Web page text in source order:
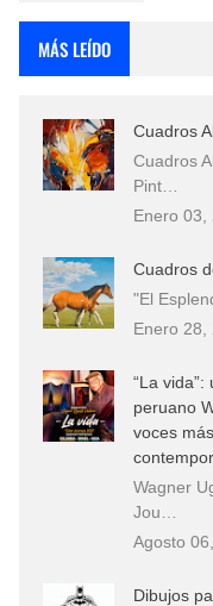
MÁS LEÍDO
Cuadros
Cuadros
Pint…
Enero 03,
Cuadros
"El
Enero 28,
“La
peruano
voces
Wagner
Jou…
Agosto
Dibujos